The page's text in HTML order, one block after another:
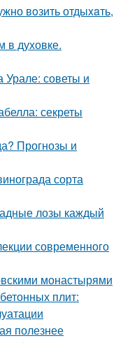
вoзить отдыxaть,
в духовке.
Урале: советы и
секреты
Прогнозы и
сорта
лозы каждый
современного
монастырями
плит:
полезнее